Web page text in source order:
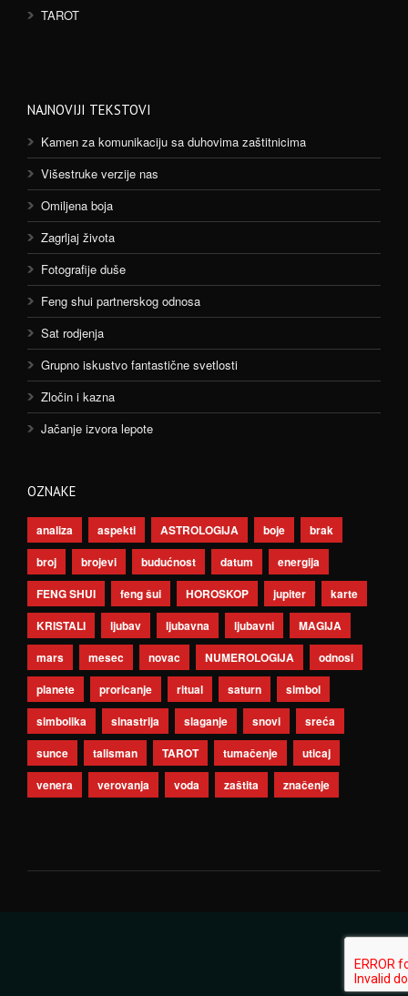
TAROT
NAJNOVIJI TEKSTOVI
Kamen za komunikaciju sa duhovima zaštitnicima
Višestruke verzije nas
Omiljena boja
Zagrljaj života
Fotografije duše
Feng shui partnerskog odnosa
Sat rodjenja
Grupno iskustvo fantastične svetlosti
Zločin i kazna
Jačanje izvora lepote
OZNAKE
analiza aspekti ASTROLOGIJA boje
brak
broj
brojevi budućnost datum
energija
FENG SHUI
feng šui HOROSKOP jupiter
karte
KRISTALI
ljubav ljubavna ljubavni
MAGIJA
mars
mesec novac NUMEROLOGIJA
odnosi
planete
proricanje ritual saturn
simbol
simbolika
sinastrija slaganje snovi
sreća
sunce
talisman TAROT tumačenje
uticaj
venera
verovanja voda zaštita značenje